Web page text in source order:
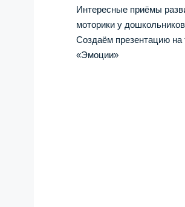
Интересные приёмы
моторики у дошкольников
Создаём презентацию на
«Эмоции»